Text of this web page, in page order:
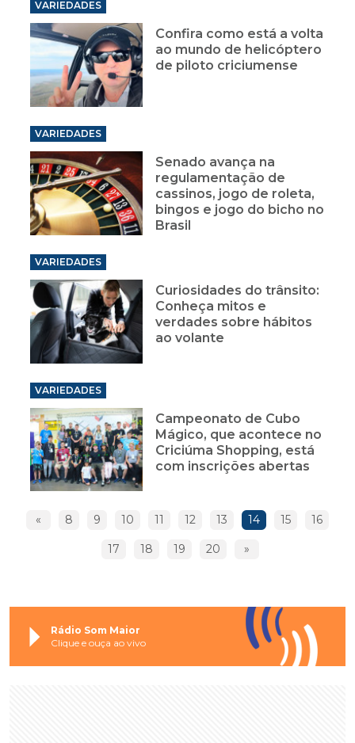
VARIEDADES
Confira como está a volta
ao mundo de helicóptero
de piloto criciumense
VARIEDADES
Senado avança na
regulamentação de
cassinos, jogo de roleta,
bingos e jogo do bicho no
Brasil
VARIEDADES
Curiosidades do trânsito:
Conheça mitos e
verdades sobre hábitos
ao volante
VARIEDADES
Campeonato de Cubo
Mágico, que acontece no
Criciúma Shopping, está
com inscrições abertas
« 8 9 10 11 12 13 14 15 16
17 18 19 20 »
Rádio Som Maior
Clique e ouça ao vivo